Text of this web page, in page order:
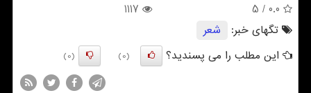
0.0
/ 5
1117
تگهای خبر:
شعر
این مطلب را می پسندید؟
(0)
(0)